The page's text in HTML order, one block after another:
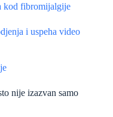
kod fibromijalgije
i uspeha video
nije izazvan samo